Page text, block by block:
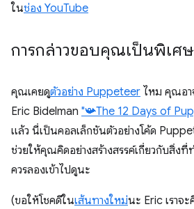
ในช่อง YouTube
การกล่าวขอบคุณเป็นพิเศษ
คุณเคยดูตัวอย่าง Puppeteer ไหม คุณอา
Eric Bidelman "📯The 12 Days of
แล้ว นี่เป็นคอลเล็กชันตัวอย่างโค้ด
ช่วยให้คุณคิดอย่างสร้างสรรค์เกี่ยวกับสิ่งที่
ควรลองเข้าไปดูนะ
(ขอให้โชคดีในเส้นทางใหม่นะ Eric เราจ